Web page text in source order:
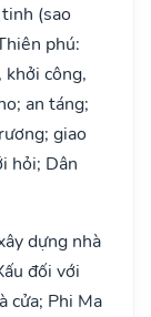
(sao
phú:
khởi công,
an táng;
giao
hỏi; Dân
dựng nhà
đối với
cửa; Phi Ma